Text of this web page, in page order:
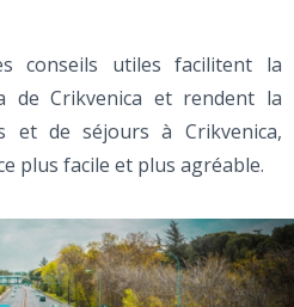
conseils utiles facilitent la
de Crikvenica et rendent la
et de séjours à Crikvenica,
plus facile et plus agréable.